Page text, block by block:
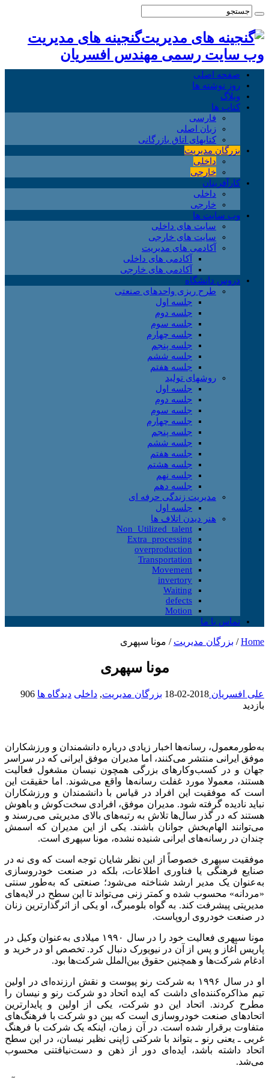
گنجینه های مدیریت
وب سایت رسمی مهندس افسریان
صفحه اصلی
روز نوشته ها
وبلاگ
کتاب ها
فارسی
زبان اصلی
کتابهای اتاق بازرگانی
بزرگان مدیریت
داخلی
خارجی
کارآفرینان
داخلی
خارجی
وب سایت ها
سایت های داخلی
سایت های خارجی
آکادمی های مدیریت
آکادمی های داخلی
آکادمی های خارجی
دروس دانشگاه
طرح ریزی واحدهای صنعتی
جلسه اول
جلسه دوم
جلسه سوم
جلسه چهارم
جلسه پنجم
جلسه ششم
جلسه هفتم
روشهای تولید
جلسه اول
جلسه دوم
جلسه سوم
جلسه چهارم
جلسه پنجم
جلسه ششم
جلسه هفتم
جلسه هشتم
جلسه نهم
جلسه دهم
مدیریت زندگی حرفه ای
جلسه اول
هنر دیدن اتلاف ها
Non_Utilized_talent
Extra_processing
overproduction
Transportation
Movement
invertory
Waiting
defects
Motion
تماس با ما
Home
/ بزرگان مدیریت / مونا سپهری
مونا سپهری
علی افسریان 2018-02-18 بزرگان مدیریت, داخلی دیدگاه ها 906
بازدید
به‌طورمعمول، رسانه‌ها اخبار زیادی درباره دانشمندان و ورزشکاران
موفق ایرانی منتشر می‌کنند، اما مدیران موفق ایرانی که در سراسر
جهان و در کسب‌وکارهای بزرگی همچون نیسان مشغول فعالیت
هستند، معمولا مورد غفلت رسانه‌ها واقع می‌شوند. اما حقیقت این
است که موفقیت این افراد در قیاس با دانشمندان و ورزشکاران
نباید نادیده گرفته شود. مدیران موفق، افرادی سخت‌کوش و باهوش
هستند که در گذر سال‌ها تلاش به رتبه‌های بالای مدیریتی می‌رسند و
می‌توانند الهام‌بخش جوانان باشند. یکی از این مدیران که اسمش
چندان در رسانه‌های ایرانی شنیده نشده، مونا سپهری است.
موفقیت سپهری خصوصاً از این نظر شایان توجه است که وی نه در
صنایع فرهنگی یا فناوری اطلاعات، بلکه در صنعت خودروسازی
به‌عنوان یک مدیر ارشد شناخته می‌شود؛ صنعتی که به‌طور سنتی
«مردانه» محسوب شده و کمتر زنی می‌تواند تا این سطح در لایه‌های
مدیریتی پیشرفت کند. به گواه بلومبرگ، او یکی از اثرگذارترین زنان
در صنعت خودروی اروپاست.
مونا سپهری فعالیت خود را در سال ۱۹۹۰ میلادی به‌عنوان وکیل در
پاریس آغاز و پس از آن در نیویورک دنبال کرد. تخصص او در خرید و
ادغام شرکت‌ها و همچنین حقوق بین‌الملل شرکت‌ها بود.
او در سال ۱۹۹۶ به شرکت رنو پیوست و نقش ارزنده‌ای در اولین
تیم مذاکره‌کننده‌ای داشت که ایده اتحاد دو شرکت رنو و نیسان را
مطرح کردند. اتحاد این دو شرکت، یکی از اولین و پایدارترین
اتحادهای صنعت خودروسازی است که بین دو شرکت با فرهنگ‌های
متفاوت برقرار شده است. در آن زمان، اینکه یک شرکت با فرهنگ
غربی ـ یعنی رنو ـ بتواند با شرکتی ژاپنی نظیر نیسان، در این سطح
اتحاد داشته باشد، ایده‌ای دور از ذهن و دست‌نیافتنی محسوب
می‌شد.